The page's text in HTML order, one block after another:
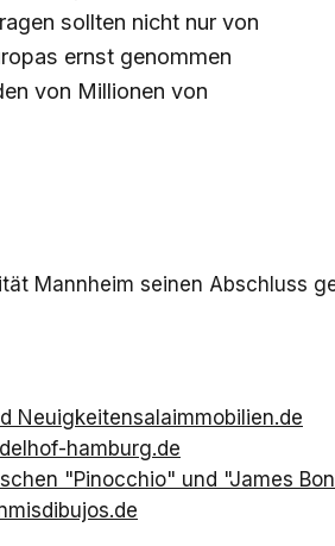
sollten nicht nur von
ernst genommen
von Millionen von
Mannheim seinen Abschluss
Neuigkeitensalaimmobilien.de
hamburg.de
"Pinocchio" und "James
misdibujos.de